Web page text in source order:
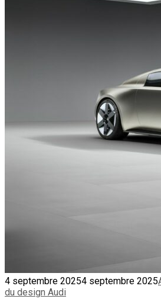
4 septembre 20254 septembre 2025
du design Audi